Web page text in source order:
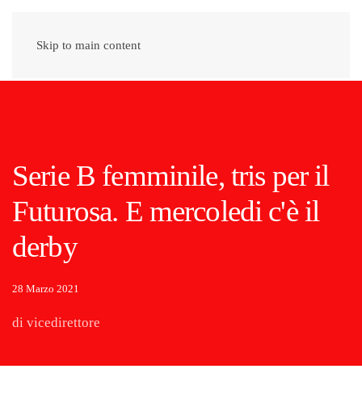
Skip to main content
Serie B femminile, tris per il
Futurosa. E mercoledi c'è il
derby
28 Marzo 2021
di vicedirettore